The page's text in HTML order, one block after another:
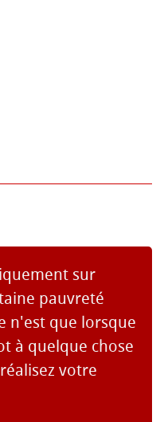
sur
pauvreté
n'est que lorsque
à quelque chose
votre